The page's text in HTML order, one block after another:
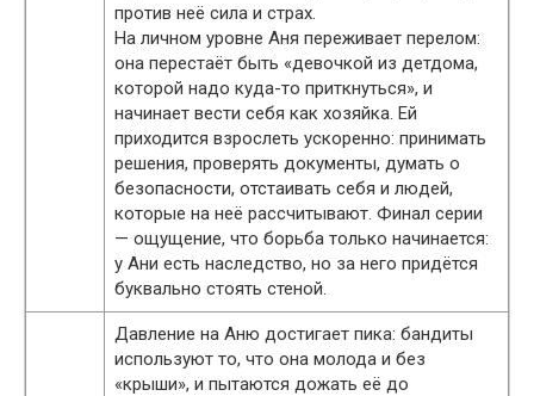
против неё сила и страх.
На личном уровне Аня переживает перелом:
она перестаёт быть «девочкой из детдома,
которой надо куда-то приткнуться», и
начинает вести себя как хозяйка. Ей
приходится взрослеть ускоренно: принимать
решения, проверять документы, думать о
безопасности, отстаивать себя и людей,
которые на неё рассчитывают. Финал серии
— ощущение, что борьба только начинается:
у Ани есть наследство, но за него придётся
буквально стоять стеной.
Давление на Аню достигает пика: бандиты
используют то, что она молода и без
«крыши», и пытаются дожать её до